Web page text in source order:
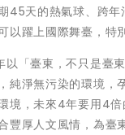
45天的熱氣球、跨
以躍上國際舞臺，特
「臺東，不只是臺
純淨無污染的環境，
境，未來4年要用4
豐厚人文風情，為臺